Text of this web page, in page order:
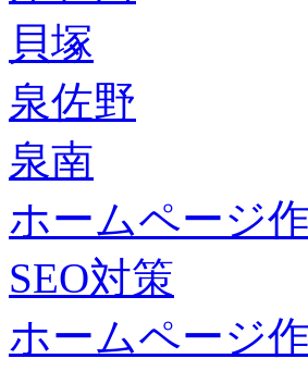
貝塚
泉佐野
泉南
ホームページ
SEO対策
ホームページ